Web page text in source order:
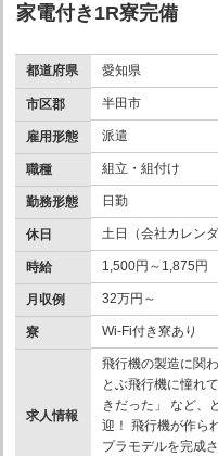
家電付き1R寮完備
都道府県 愛知県
市区郡 半田市
雇用形態 派遣
職種 組立・組付け
勤務形態 日勤
休日 土日（会社カレンダ
時給 1,500円～1,875円
月収例 32万円～
寮 Wi-Fi付き寮あり
求人情報
飛行機の製造に関
とぶ飛行機に憧れ
きだった」 など、
迎！ 飛行機が作ら
プラモデルを完成